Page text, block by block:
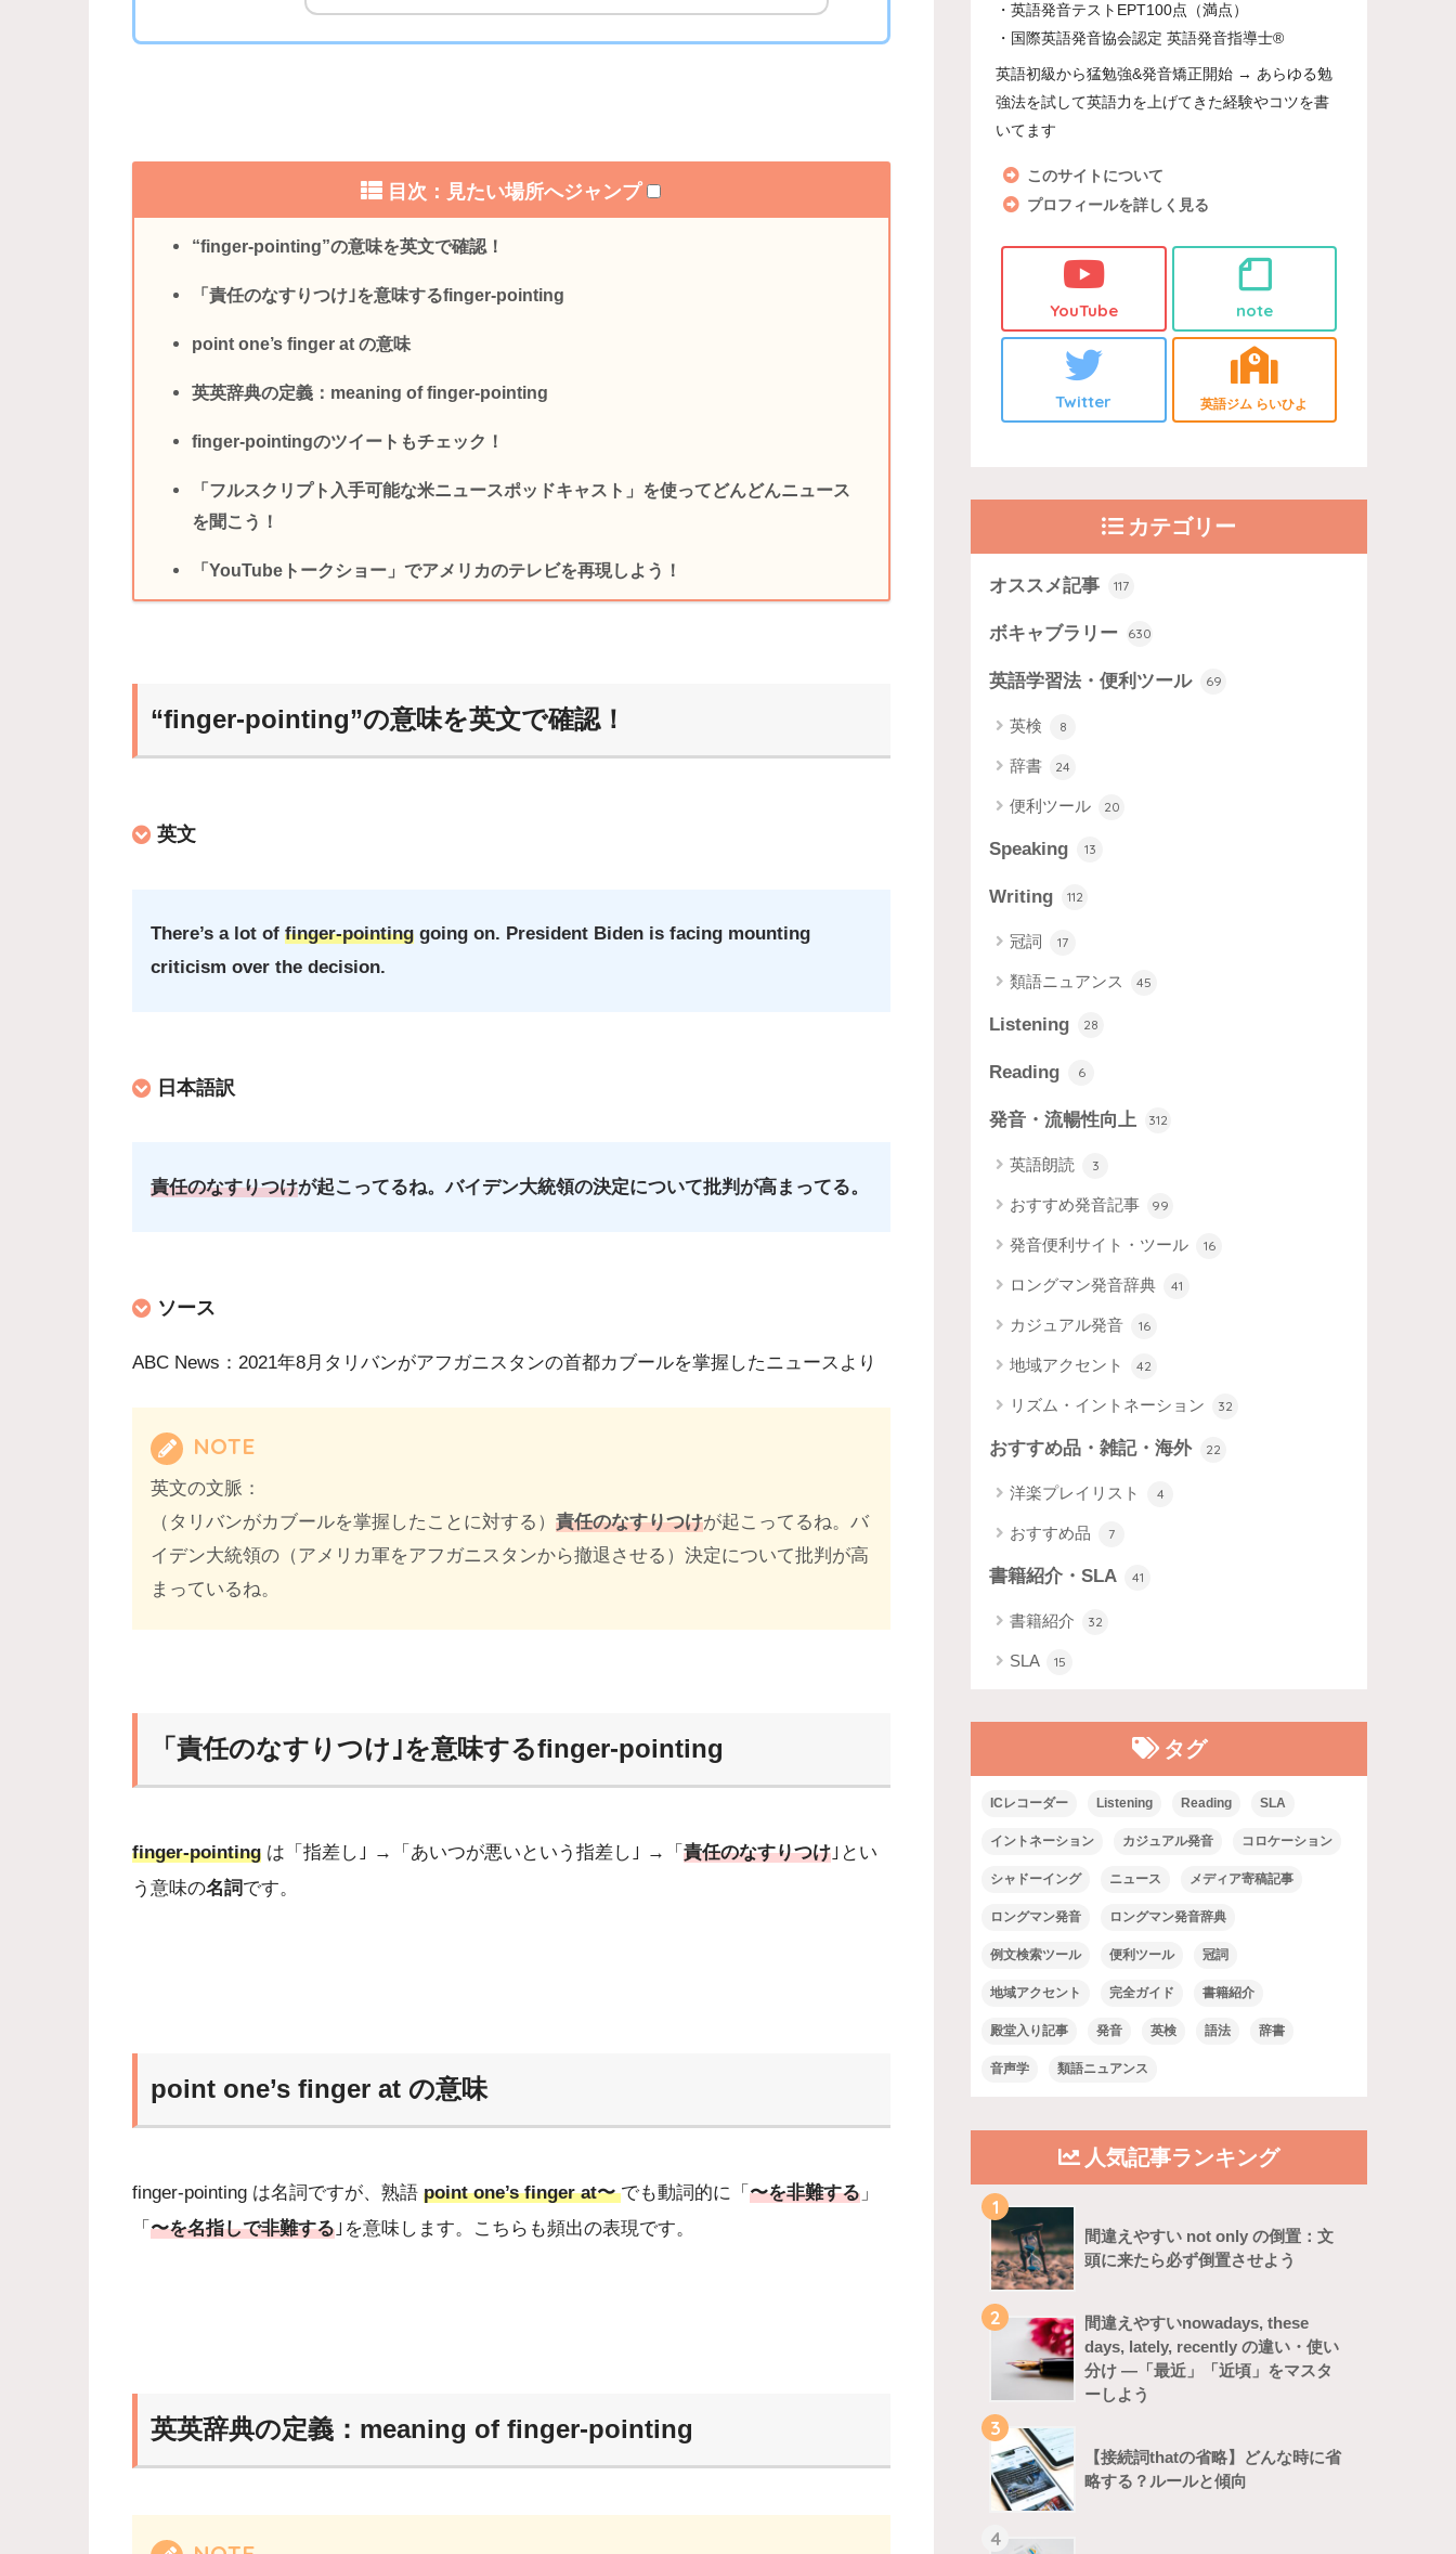
目次：見たい場所へジャンプ
“finger-pointing”の意味を英文で確認！
「責任のなすりつけ｣を意味するfinger-pointing
point one’s finger at の意味
英英辞典の定義：meaning of finger-pointing
finger-pointingのツイートもチェック！
「フルスクリプト入手可能な米ニュースポッドキャスト」を使ってどんどんニュース
を聞こう！
「YouTubeトークショー」でアメリカのテレビを再現しよう！
“finger-pointing”の意味を英文で確認！
英文
There’s a lot offinger-pointing going on. President Biden is facing mounting
criticism over the decision.
日本語訳
責任のなすりつけが起こってるね。バイデン大統領の決定について批判が高まってる。
ソース
ABC News：2021年8月タリバンがアフガニスタンの首都カブールを掌握したニュースより
NOTE
英文の文脈：
（タリバンがカブールを掌握したことに対する）責任のなすりつけが起こってるね。バ
イデン大統領の（アメリカ軍をアフガニスタンから撤退させる）決定について批判が高
まっているね。
「責任のなすりつけ｣を意味するfinger-pointing
finger-pointing は「指差し｣ →「あいつが悪いという指差し｣ →「 責任のなすりつけ ｣とい
う意味の名詞です。
point one’s finger at の意味
finger-pointing は名詞ですが、熟語 point one’s finger at〜 でも動詞的に「 〜を非難する 」
「 〜を名指しで非難する ｣を意味します。こちらも頻出の表現です。
英英辞典の定義：meaning of finger-pointing
・英語発音テストEPT100点（満点）
・国際英語発音協会認定 英語発音指導士®
英語初級から猛勉強&発音矯正開始 → あらゆる勉
強法を試して英語力を上げてきた経験やコツを書
いてます
このサイトについて
プロフィールを詳しく見る
YouTube note
Twitter 英語ジム らいひよ
カテゴリー
オススメ記事 117
ボキャブラリー 630
英語学習法・便利ツール 69
英検 8
辞書 24
便利ツール 20
Speaking 13
Writing 112
冠詞 17
類語ニュアンス 45
Listening 28
Reading 6
発音・流暢性向上 312
英語朗読 3
おすすめ発音記事 99
発音便利サイト・ツール 16
ロングマン発音辞典 41
カジュアル発音 16
地域アクセント 42
リズム・イントネーション 32
おすすめ品・雑記・海外 22
洋楽プレイリスト 4
おすすめ品 7
書籍紹介・SLA 41
書籍紹介 32
SLA 15
タグ
ICレコーダー Listening Reading SLA
イントネーション カジュアル発音 コロケーション
シャドーイング ニュース メディア寄稿記事
ロングマン発音 ロングマン発音辞典
例文検索ツール 便利ツール 冠詞
地域アクセント 完全ガイド 書籍紹介
殿堂入り記事 発音 英検 語法 辞書
音声学 類語ニュアンス
人気記事ランキング
1
間違えやすい not only の倒置：文
頭に来たら必ず倒置させよう
2
間違えやすいnowadays, these
days, lately, recently の違い・使い
分け ―「最近」「近頃」をマスタ
ーしよう
3
【接続詞thatの省略】どんな時に省
略する？ルールと傾向
4